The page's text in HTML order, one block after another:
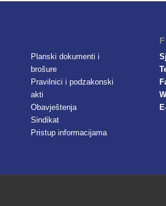
Planski dokumenti i
brošure
Pravilnici i podzakonski
akti
Obavještenja
Sindikat
Pristup informacijama